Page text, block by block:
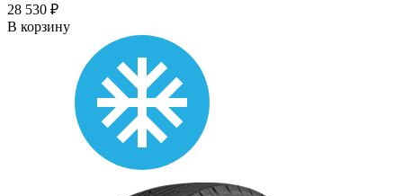
28 530 ₽
В корзину